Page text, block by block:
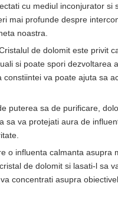
cu mediul inconjurator
mai profunde despre
noastra.
de dolomit este privit
si poate spori dezvoltarea
va poate ajuta sa
puterea sa de purificare,
sa va protejati aura de
o influenta calmanta asupra
de dolomit si lasati-l sa
concentrati asupra